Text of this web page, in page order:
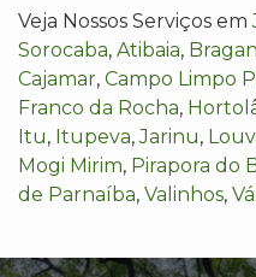
Veja Nossos Serviços em
Sorocaba, Atibaia,
Cajamar, Campo Limpo
Franco da Rocha,
Itu, Itupeva,Jarinu,
Mogi Mirim, Pirapora do
de Parnaíba, Valinhos,